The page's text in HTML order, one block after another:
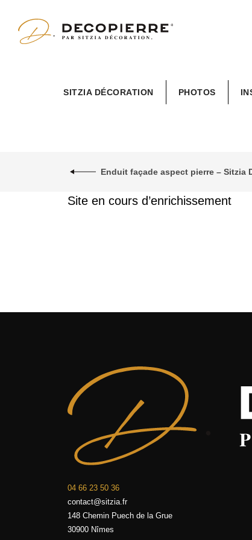
SITZIA DÉCORATION PHOTOS
Enduit façade aspect pierre – Sitzia
Site en cours d’enrichissement
04 66 23 50 36
contact@sitzia.fr
148 Chemin Puech de la Grue
30900 Nîmes